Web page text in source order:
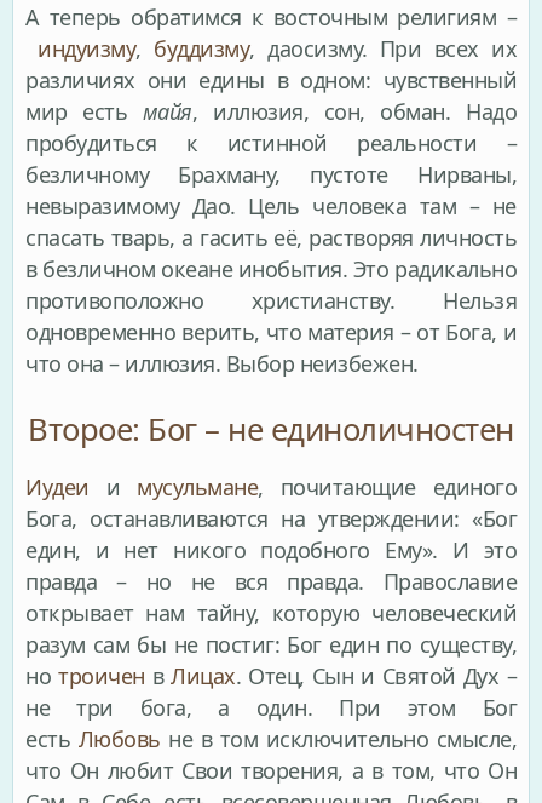
А теперь обратимся к восточным религиям –
индуизму, буддизму, даосизму. При всех их
различиях они едины в одном: чувственный
мир есть майя, иллюзия, сон, обман. Надо
пробудиться к истинной реальности –
безличному Брахману, пустоте Нирваны,
невыразимому Дао. Цель человека там – не
спасать тварь, а гасить её, растворяя личность
в безличном океане инобытия. Это радикально
противоположно христианству. Нельзя
одновременно верить, что материя – от Бога, и
что она – иллюзия. Выбор неизбежен.
Второе: Бог – не единоличностен
Иудеи и мусульмане, почитающие единого
Бога, останавливаются на утверждении: «Бог
един, и нет никого подобного Ему». И это
правда – но не вся правда. Православие
открывает нам тайну, которую человеческий
разум сам бы не постиг: Бог един по существу,
нотроичен вЛицах. Отец, Сын и Святой Дух –
не три бога, а один. При этом Бог
есть Любовь не в том исключительно смысле,
что Он любит Свои творения, а в том, что Он